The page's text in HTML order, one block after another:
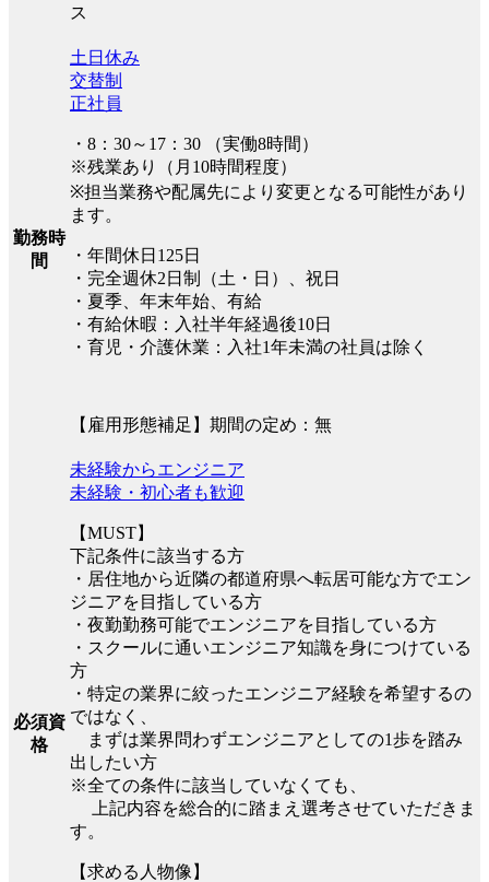
ス
勤務時
間
土日休み
交替制
正社員
・8：30～17：30 （実働8時間）
※残業あり（月10時間程度）
※担当業務や配属先により変更となる可能性があり
ます。
・年間休日125日
・完全週休2日制（土・日）、祝日
・夏季、年末年始、有給
・有給休暇：入社半年経過後10日
・育児・介護休業：入社1年未満の社員は除く
【雇用形態補足】期間の定め：無
必須資
格
未経験からエンジニア
未経験・初心者も歓迎
【MUST】
下記条件に該当する方
・居住地から近隣の都道府県へ転居可能な方でエン
ジニアを目指している方
・夜勤勤務可能でエンジニアを目指している方
・スクールに通いエンジニア知識を身につけている
方
・特定の業界に絞ったエンジニア経験を希望するの
ではなく、
まずは業界問わずエンジニアとしての1歩を踏み
出したい方
※全ての条件に該当していなくても、
上記内容を総合的に踏まえ選考させていただきま
す。
【求める人物像】